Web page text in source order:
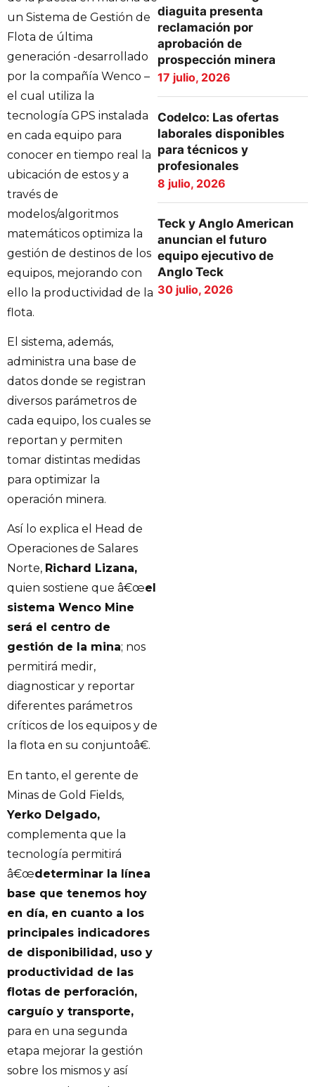
un Sistema de Gestión de
Flota de última
generación -desarrollado
por la compañía Wenco –
el cual utiliza la
tecnología GPS instalada
en cada equipo para
conocer en tiempo real la
ubicación de estos y a
través de
modelos/algoritmos
matemáticos optimiza la
gestión de destinos de los
equipos, mejorando con
ello la productividad de la
flota.
El sistema, además,
administra una base de
datos donde se registran
diversos parámetros de
cada equipo, los cuales se
reportan y permiten
tomar distintas medidas
para optimizar la
operación minera.
Así lo explica el Head de
Operaciones de Salares
Norte, Richard Lizana,
quien sostiene que â€œel
sistema Wenco Mine
será el centro de
gestión de la mina; nos
permitirá medir,
diagnosticar y reportar
diferentes parámetros
críticos de los equipos y de
la flota en su conjuntoâ€.
En tanto, el gerente de
Minas de Gold Fields,
Yerko Delgado,
complementa que la
tecnología permitirá
â€œdeterminar la línea
base que tenemos hoy
en día, en cuanto a los
principales indicadores
de disponibilidad, uso y
productividad de las
flotas de perforación,
carguío y transporte,
para en una segunda
etapa mejorar la gestión
sobre los mismos y así
diaguita presenta
reclamación por
aprobación de
prospección minera
17 julio, 2026
Codelco: Las ofertas
laborales disponibles
para técnicos y
profesionales
8 julio, 2026
Teck y Anglo American
anuncian el futuro
equipo ejecutivo de
Anglo Teck
30 julio, 2026